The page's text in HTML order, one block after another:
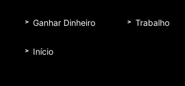
Ganhar Dinheiro
Início
Trabalho